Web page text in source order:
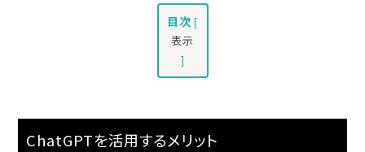
目次 [
表示
]
ChatGPTを活用するメリット